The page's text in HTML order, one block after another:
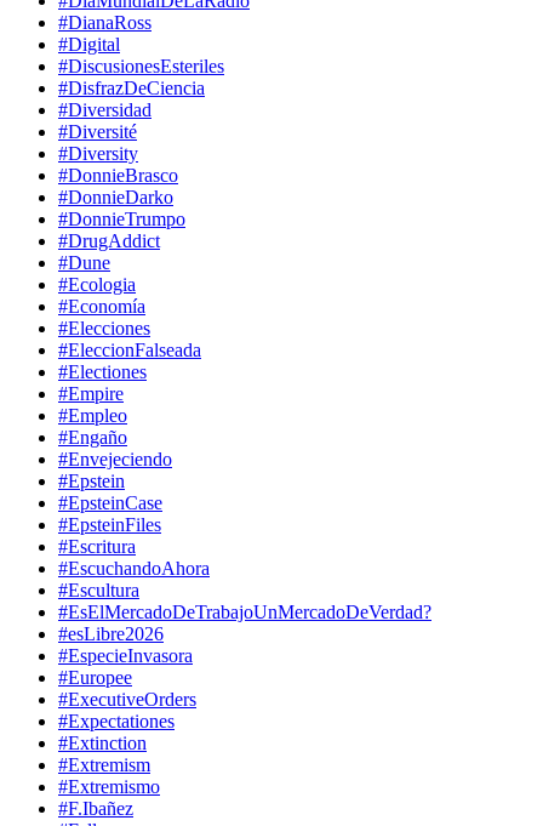
#DianaRoss
#Digital
#DiscusionesEsteriles
#DisfrazDeCiencia
#Diversidad
#Diversité
#Diversity
#DonnieBrasco
#DonnieDarko
#DonnieTrumpo
#DrugAddict
#Dune
#Ecologia
#Economía
#Elecciones
#EleccionFalseada
#Electiones
#Empire
#Empleo
#Engaño
#Envejeciendo
#Epstein
#EpsteinCase
#EpsteinFiles
#Escritura
#EscuchandoAhora
#Escultura
#EsElMercadoDeTrabajoUnMercadoDeVerdad?
#esLibre2026
#EspecieInvasora
#Europee
#ExecutiveOrders
#Expectationes
#Extinction
#Extremism
#Extremismo
#F.Ibañez